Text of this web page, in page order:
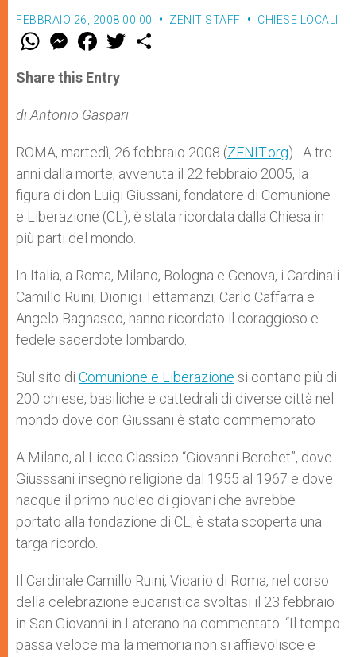
FEBBRAIO 26, 2008 00:00 ZENIT STAFF CHIESE LOCALI
W
t
s
p
p
M
e
s
e
g
e
F
a
e
b
o
k
w
Share this Entry
di Antonio Gaspari
ROMA, martedì, 26 febbraio 2008 (ZENIT.org).- A tre
anni dalla morte, avvenuta il 22 febbraio 2005, la
figura di don Luigi Giussani, fondatore di Comunione
e Liberazione (CL), è stata ricordata dalla Chiesa in
più parti del mondo.
In Italia, a Roma, Milano, Bologna e Genova, i Cardinali
Camillo Ruini, Dionigi Tettamanzi, Carlo Caffarra e
Angelo Bagnasco, hanno ricordato il coraggioso e
fedele sacerdote lombardo.
Sul sito di Comunione e Liberazione si contano più di
200 chiese, basiliche e cattedrali di diverse città nel
mondo dove don Giussani è stato commemorato
A Milano, al Liceo Classico “Giovanni Berchet”, dove
Giusssani insegnò religione dal 1955 al 1967 e dove
nacque il primo nucleo di giovani che avrebbe
portato alla fondazione di CL, è stata scoperta una
targa ricordo.
Il Cardinale Camillo Ruini, Vicario di Roma, nel corso
della celebrazione eucaristica svoltasi il 23 febbraio
in San Giovanni in Laterano ha commentato: “Il tempo
passa veloce ma la memoria non si affievolisce e